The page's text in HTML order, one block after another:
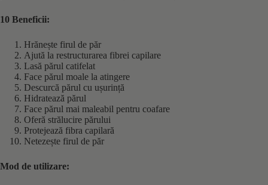
10 Beneficii:
Hrănește firul de păr
Ajută la restructurarea fibrei capilare
Lasă părul catifelat
Face părul moale la atingere
Descurcă părul cu ușurință
Hidratează părul
Face părul mai maleabil pentru coafare
Oferă strălucire părului
Protejează fibra capilară
Netezește firul de păr
Mod de utilizare: